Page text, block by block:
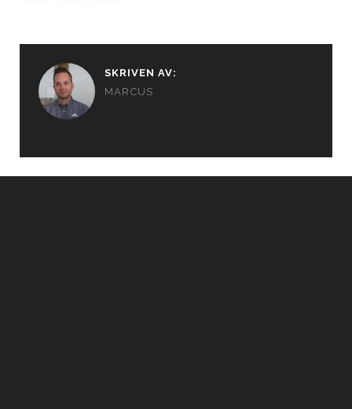
SKRIVEN AV:
MARCUS